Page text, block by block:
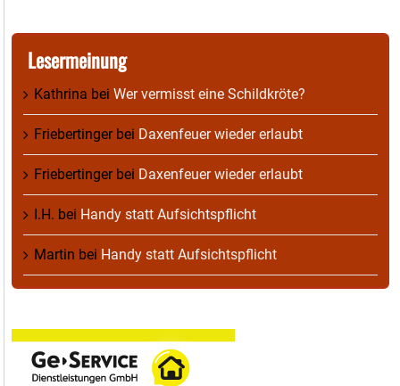
Lesermeinung
Kathrina bei Wer vermisst eine Schildkröte?
Friebertingerbei Daxenfeuer wieder erlaubt
Friebertingerbei Daxenfeuer wieder erlaubt
I.H. bei Handy statt Aufsichtspflicht
Martin bei Handy statt Aufsichtspflicht